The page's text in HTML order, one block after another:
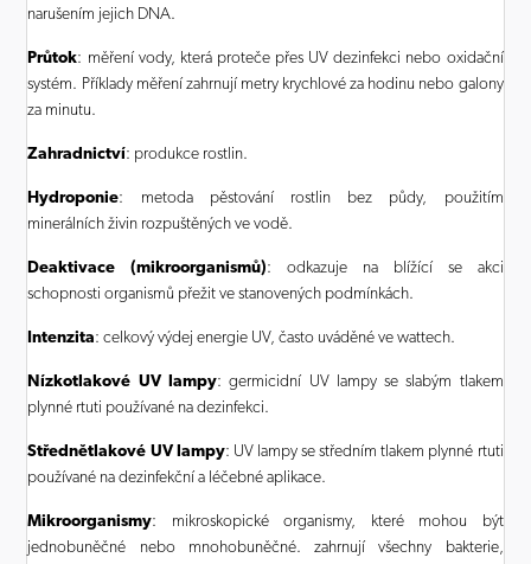
narušením jejich DNA.
Průtok: měření vody, která proteče přes UV dezinfekci nebo oxidační
systém. Příklady měření zahrnují metry krychlové za hodinu nebo galony
za minutu.
Zahradnictví: produkce rostlin.
Hydroponie: metoda pěstování rostlin bez půdy, použitím
minerálních živin rozpuštěných ve vodě.
Deaktivace (mikroorganismů): odkazuje na blížící se akci
schopnosti organismů přežit ve stanovených podmínkách.
Intenzita: celkový výdej energie UV, často uváděné ve wattech.
Nízkotlakové UV lampy: germicidní UV lampy se slabým tlakem
plynné rtuti používané na dezinfekci.
Střednětlakové UV lampy: UV lampy se středním tlakem plynné rtuti
používané na dezinfekční a léčebné aplikace.
Mikroorganismy: mikroskopické organismy, které mohou být
jednobuněčné nebo mnohobuněčné. zahrnují všechny bakterie,